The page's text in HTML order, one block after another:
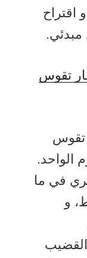
اقتراح
مبدئي.
تقوس
تقوس
الواحد.
في ما
و
القضيب